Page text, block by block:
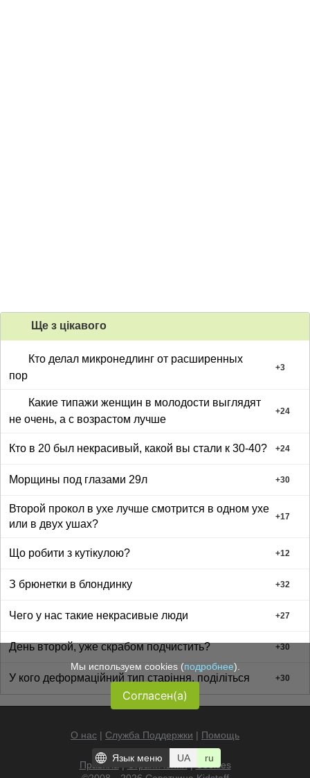
Ще з цiкавого
Кто делал микронедлинг от расширенных
пор
+3
Какие типажи женщин в молодости выглядят
не очень, а с возрастом лучше
+24
Кто в 20 был некрасивый, какой вы стали к 30-40? +24
Морщины под глазами 29л +30
Второй прокол в ухе лучше смотрится в одном ухе
или в двух ушах?
+17
Що робити з кутікулою? +12
З брюнетки в блондинку +32
Чего у нас такие некрасивые люди +27
День второй, уже скрабом подчистить? +30
У кого деформаційний тип старіння, поділіться +30
О нас | Служба Поддержки | Помощь
Правила|Ограничения |
Cookies
Мы используем cookies (подробнее).
Согласен(а)
Язык меню UA ru